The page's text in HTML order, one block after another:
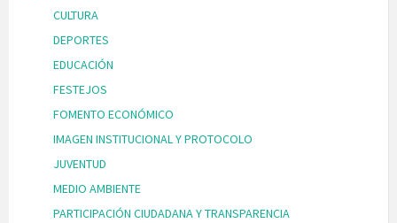
CULTURA
DEPORTES
EDUCACIÓN
FESTEJOS
FOMENTO ECONÓMICO
IMAGEN INSTITUCIONAL Y PROTOCOLO
JUVENTUD
MEDIO AMBIENTE
PARTICIPACIÓN CIUDADANA Y TRANSPARENCIA